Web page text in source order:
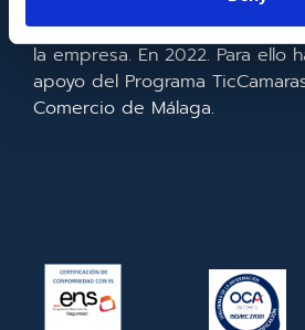
mejora de la competitividad y
la empresa. En 2022. Para ello
apoyo del Programa
Comercio de Málaga.